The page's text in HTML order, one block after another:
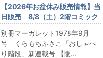
【2026年お盆休み販売情報】当
日販売 8/8（土）2階コミック
フロア 別冊マーガレット1978
年9月号 くらもちふさこ「おし
ゃべり階段」新連載号
別冊マーガレット1978年9月
号 くらもちふさこ「おしゃべ
り階段」新連載号 【販...